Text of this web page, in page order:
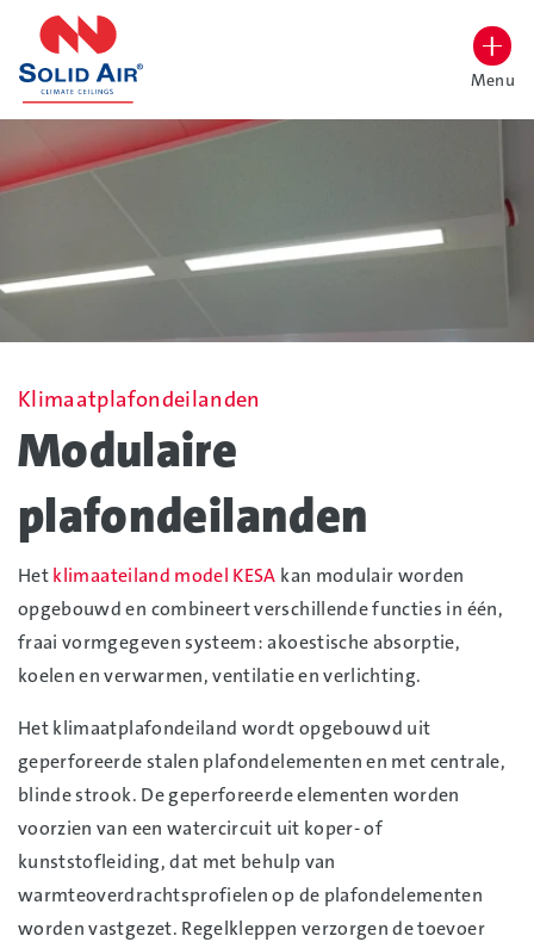
overslaan
Hoog contrast wisselenMenu
Klimaatplafondeilanden
Modulaire
plafondeilanden
Hetklimaateiland model KESA kan modulair worden
opgebouwd en combineert verschillende functies in één,
fraai vormgegeven systeem: akoestische absorptie,
koelen en verwarmen, ventilatie en verlichting.
Het klimaatplafondeiland wordt opgebouwd uit
geperforeerde stalen plafondelementen en met centrale,
blinde strook. De geperforeerde elementen worden
voorzien van een watercircuit uit koper- of
kunststofleiding, dat met behulp van
warmteoverdrachtsprofielen op de plafondelementen
worden vastgezet. Regelkleppen verzorgen de toevoer